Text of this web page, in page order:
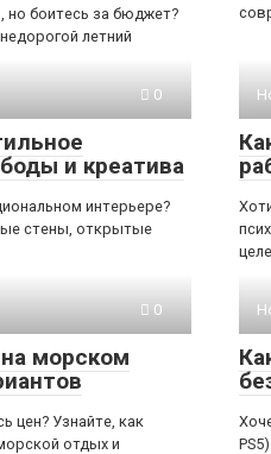
но боитесь за бюджет?
летний
0
и креатива
интерьере?
стены, открытые
0
морском
цен? Узнайте, как
отдых и